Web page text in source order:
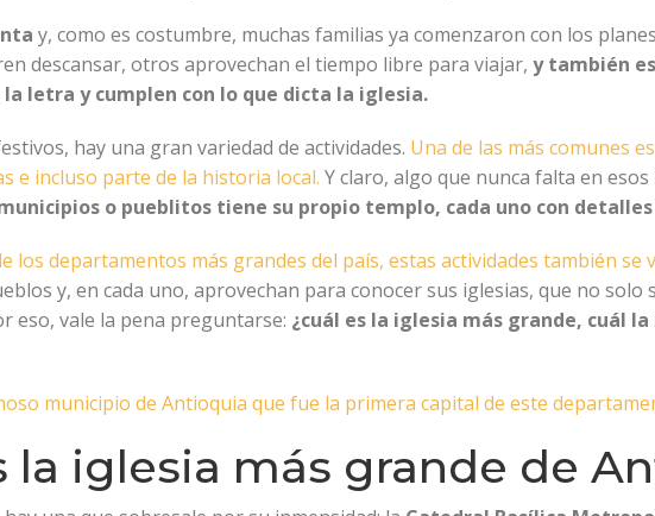
y, como es costumbre, muchas familias ya comenzaron con los
descansar, otros aprovechan el tiempo libre para viajar, y también
letra y cumplen con lo que dicta la iglesia.
hay una gran variedad de actividades. Una de las más comunes
e incluso parte de la historia local. Y claro, algo que nunca falta en
o pueblitos tiene su propio templo, cada uno con
los departamentos más grandes del país, estas actividades también se
y, en cada uno, aprovechan para conocer sus iglesias, que no
eso, vale la pena preguntarse: ¿cuál es la iglesia más grande, cuál
municipio de Antioquia que fue la primera capital de este
la iglesia más grande de